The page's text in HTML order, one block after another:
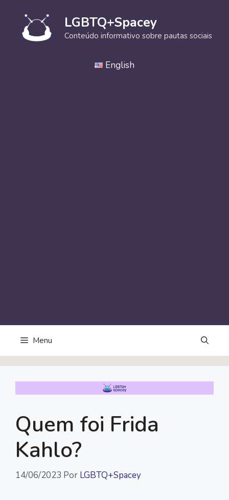
conteúdo
LGBTQ+Spacey
Conteúdo informativo sobre pautas sociais
English
Menu
Quem foi Frida
Kahlo?
14/06/2023 Por LGBTQ+Spacey